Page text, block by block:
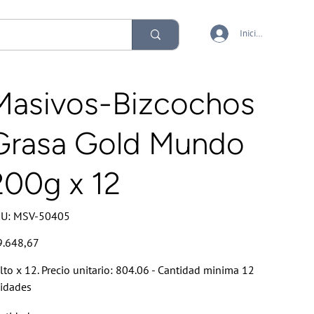
Iniciar sesión
Bizcochos
Gold Mundo
x 12
SKU
MSV-
MSV-50405
x 12. Precio unitario: 804.06 - Cantidad minima 12